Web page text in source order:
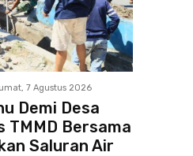
7 Agustus 2026
Demi Desa
TMMD Bersama
Saluran Air